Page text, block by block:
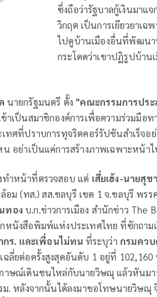
ซึ่งถือว่ารัฐบาลกู้เงินมาแ
วิกฤต เป็นการเยียวยาเ
ไปดูบ้านเมืองอื่นที่พัฒนา
กระโดดว่าเขาปฏิรูปบ้านเ
นายกรัฐมนตรี ตั้ง "คณะกรรมการประ
ข้าเป็นสมาชิกองค์การเพื่อความร่วมมือท
ทศที่ปราบการทุจริตคอร์รัปชันสำเร็จอ
น อย่าเป็นแค่การสร้างภาพเฉพาะหน้า
ทำหน้าที่ตรวจสอบ แต่ เสี่ยเฮ้ง-นายสุ
อม (ทส.) สส.ชลบุรี เขต 1 จ.ชลบุรี พร
ทอง บ.ก.ข่าวการเมือง สำนักข่าว The
นังสือพิมพ์แห่งประเทศไทย ที่ซักถามเ
กร. และเพื่อนไม่ทน ที่ระบุว่ากรมคว
ลี่ยต่อครั้งสูงสุดอันดับ 1 อยู่ที่ 102,160
าษณ์เดินชนไหล่กับนายวิษณุ แล้วหันม
. หลังจากนั้นได้ลงมาขอโทษนายวิษณุ